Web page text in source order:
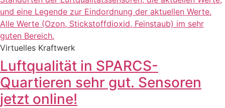
Virtuelles Kraftwerk
Luftqualität in SPARCS-
Quartieren sehr gut. Sensoren
jetzt online!